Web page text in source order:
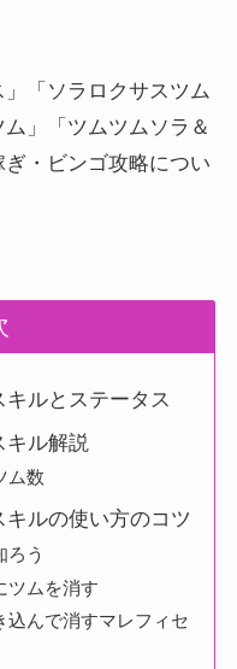
「ソラロクサスツム
」「ツムツムソラ＆
・ビンゴ攻略につい
キルとステータス
キル解説
ム数
キルの使い方のコツ
ろう
ツムを消す
込んで消すマレフィセ